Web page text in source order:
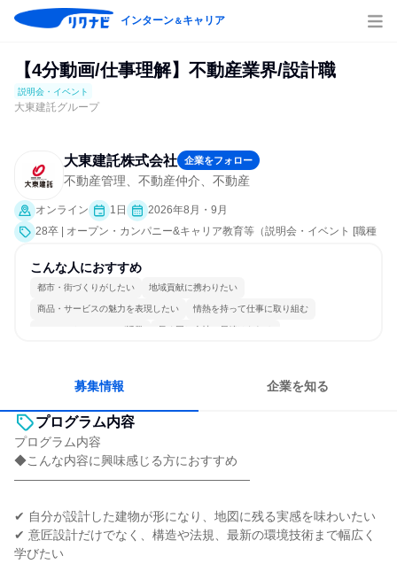
インターン＆キャリア
【4分動画/仕事理解】不動産業界/設計職
説明会・イベント
大東建託グループ
大東建託株式会社 企業をフォロー
不動産管理、不動産仲介、不動産
オンライン 1日
2026年8月・9月
28卒 | オープン・カンパニー&キャリア教育等（説明会・イベント [職種
こんな人におすすめ
都市・街づくりがしたい 地域貢献に携わりたい
商品・サービスの魅力を表現したい 情熱を持って仕事に取り組む
コミュニケーションが活発 長く同じ会社に居続けられる
募集情報 企業を知る
プログラム内容
プログラム内容
◆こんな内容に興味感じる方におすすめ
―――――――――――――――――――
✔ 自分が設計した建物が形になり、地図に残る実感を味わいたい
✔ 意匠設計だけでなく、構造や法規、最新の環境技術まで幅広く
学びたい